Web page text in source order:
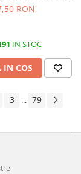
473mlRON
IN STOC
IN COS
3 ... 79